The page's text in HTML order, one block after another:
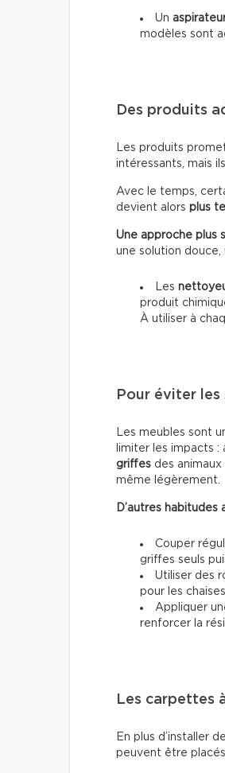
Un
modèles sont
Des produits
Les produits
intéressants, mais
Avec le temps,
devient alors plus
Une approche plus
une solution
Les
produit
À utiliser à
Pour éviter les
Les meubles sont
limiter les impacts :
griffes des animaux
même légèrement.
D’autres
Couper
griffes seuls
Utiliser des
pour les
Appliquer
renforcer la
Les carpettes
En plus d’installer
peuvent être